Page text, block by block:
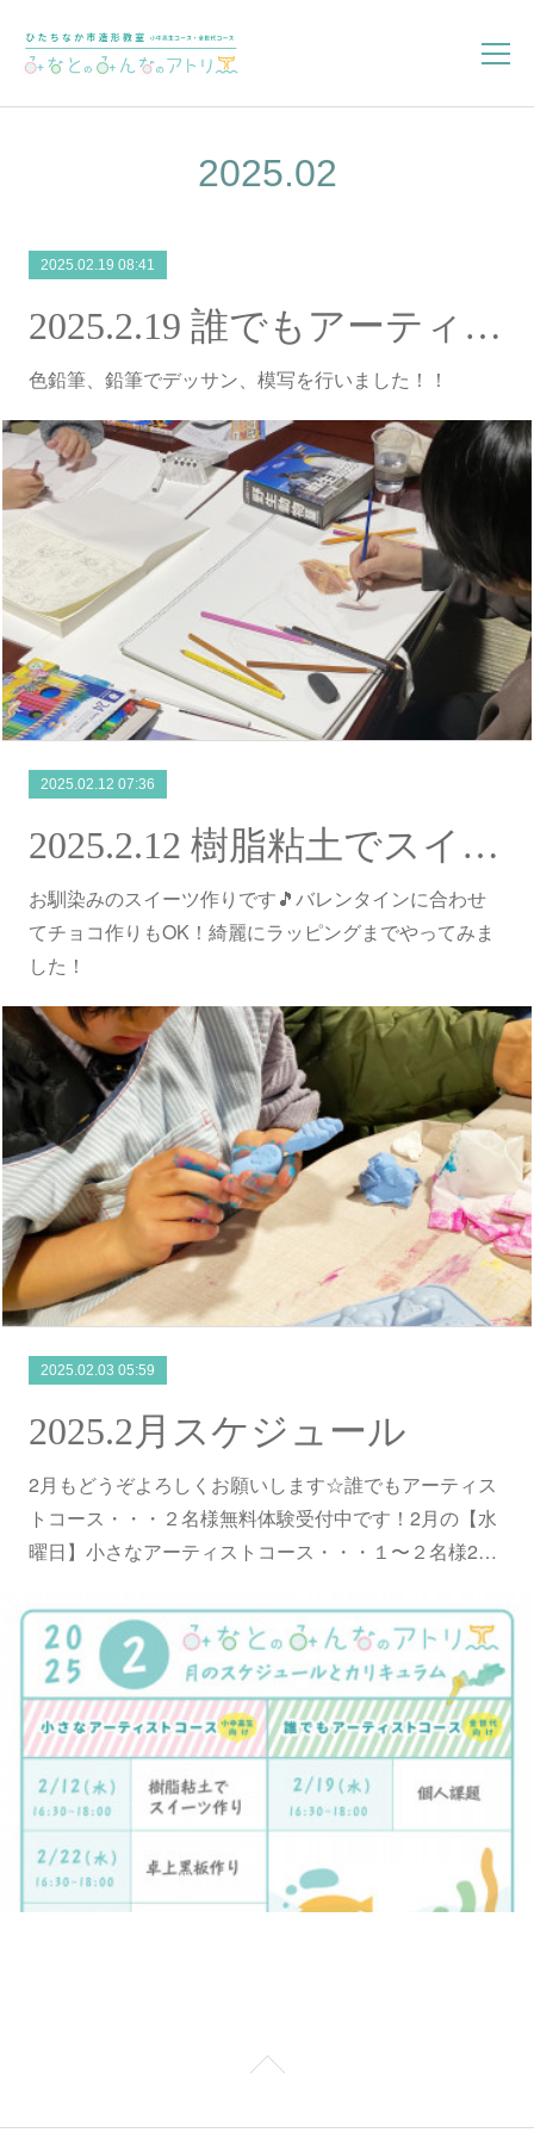
2025.02
2025.02.19 08:41
2025.2.19 誰でもアーティストコース
色鉛筆、鉛筆でデッサン、模写を行いました！！
2025.02.12 07:36
2025.2.12 樹脂粘土でスイーツ作り
お馴染みのスイーツ作りです🎵バレンタインに合わせ
てチョコ作りもOK！綺麗にラッピングまでやってみま
した！
2025.02.03 05:59
2025.2月スケジュール
2月もどうぞよろしくお願いします☆誰でもアーティス
トコース・・・２名様無料体験受付中です！2月の【水
曜日】小さなアーティストコース・・・１〜２名様2…